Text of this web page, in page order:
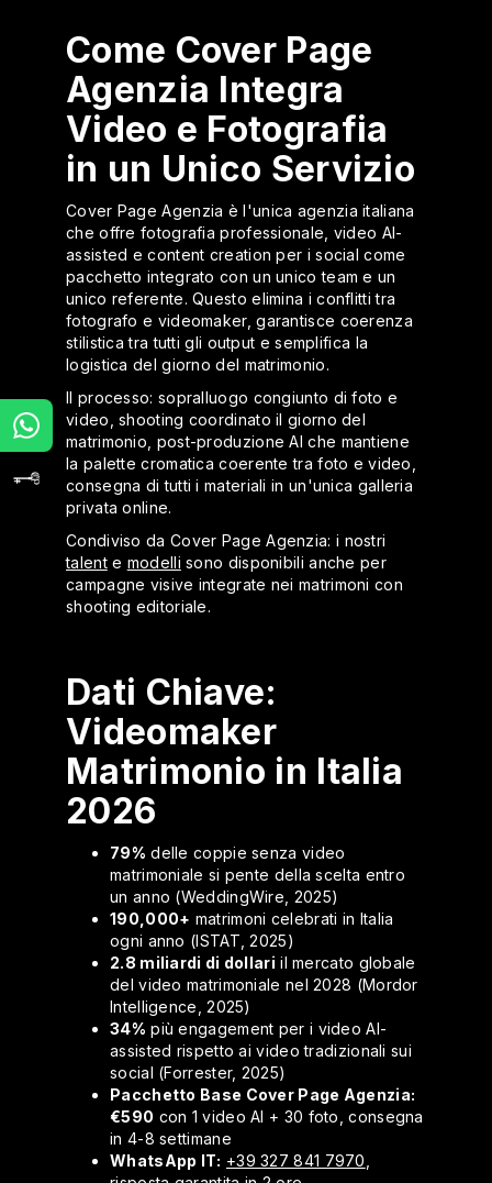
Come Cover Page
Agenzia Integra
Video e Fotografia
in un Unico Servizio
Cover Page Agenzia è l'unica agenzia italiana
che offre fotografia professionale, video AI-
assisted e content creation per i social come
pacchetto integrato con un unico team e un
unico referente. Questo elimina i conflitti tra
fotografo e videomaker, garantisce coerenza
stilistica tra tutti gli output e semplifica la
logistica del giorno del matrimonio.
Il processo: sopralluogo congiunto di foto e
video, shooting coordinato il giorno del
matrimonio, post-produzione AI che mantiene
la palette cromatica coerente tra foto e video,
consegna di tutti i materiali in un'unica galleria
privata online.
Condiviso da Cover Page Agenzia: i nostri
talente modelli sono disponibili anche per
campagne visive integrate nei matrimoni con
shooting editoriale.
Dati Chiave:
Videomaker
Matrimonio in Italia
2026
79% delle coppie senza video
matrimoniale si pente della scelta entro
un anno (WeddingWire, 2025)
190,000+ matrimoni celebrati in Italia
ogni anno (ISTAT, 2025)
2.8 miliardi di dollari il mercato globale
del video matrimoniale nel 2028 (Mordor
Intelligence, 2025)
34% più engagement per i video AI-
assisted rispetto ai video tradizionali sui
social (Forrester, 2025)
Pacchetto Base Cover Page Agenzia:
€590 con 1 video AI + 30 foto, consegna
in 4-8 settimane
WhatsApp IT: +39 327 841 7970,